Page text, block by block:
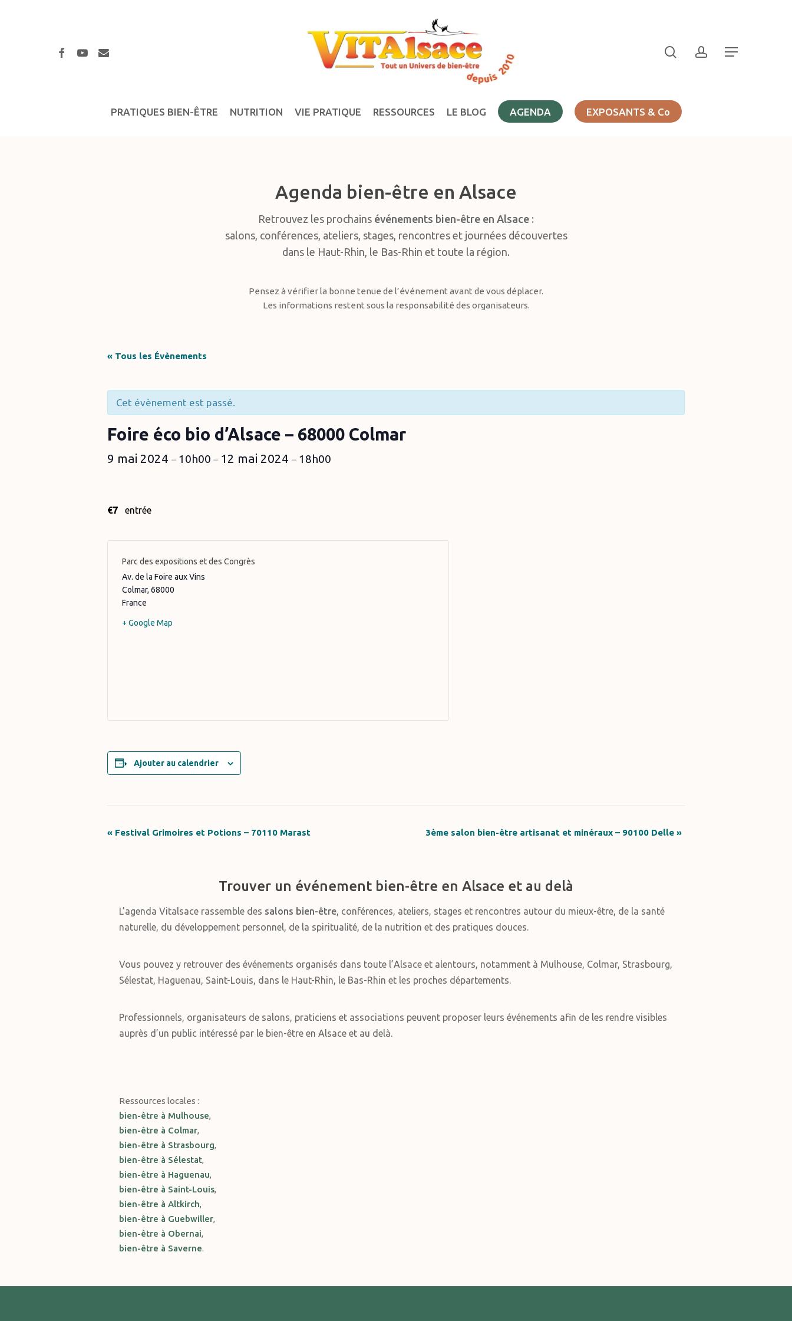
facebookyoutube
email Menu
PRATIQUES BIEN-ÊTRE NUTRITION VIE PRATIQUE RESSOURCES LE BLOG AGENDA EXPOSANTS & Co
Agenda bien-être en Alsace
Retrouvez les prochains événements bien-être en Alsace :
salons, conférences, ateliers, stages, rencontres et journées découvertes
dans le Haut-Rhin, le Bas-Rhin et toute la région.
Pensez à vérifier la bonne tenue de l’événement avant de vous déplacer.
Les informations restent sous la responsabilité des organisateurs.
« Tous les Évènements
Cet évènement est passé.
Foire éco bio d’Alsace – 68000 Colmar
9 mai 2024 – 10h00 – 12 mai 2024 – 18h00
€7 entrée
Parc des expositions et des Congrès
Av. de la Foire aux Vins
Colmar, 68000
France
+ Google Map
Ajouter au calendrier
Navigation
« Festival Grimoires et Potions – 70110 Marast 3ème salon bien-être artisanat et minéraux – 90100 Delle »
Trouver un événement bien-être en Alsace et au delà
L’agenda Vitalsace rassemble des salons bien-être, conférences, ateliers, stages et rencontres autour du mieux-être, de la santé
naturelle, du développement personnel, de la spiritualité, de la nutrition et des pratiques douces.
Vous pouvez y retrouver des événements organisés dans toute l’Alsace et alentours, notamment à Mulhouse, Colmar, Strasbourg,
Sélestat, Haguenau, Saint-Louis, dans le Haut-Rhin, le Bas-Rhin et les proches départements.
Professionnels, organisateurs de salons, praticiens et associations peuvent proposer leurs événements afin de les rendre visibles
auprès d’un public intéressé par le bien-être en Alsace et au delà.
Ressources locales :
bien-être à Mulhouse,
bien-être à Colmar,
bien-être à Strasbourg,
bien-être à Sélestat,
bien-être à Haguenau,
bien-être à Saint-Louis,
bien-être à Altkirch,
bien-être à Guebwiller,
bien-être à Obernai,
bien-être à Saverne.